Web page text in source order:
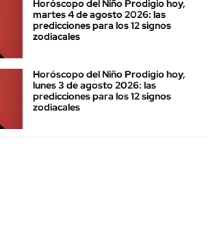
Horóscopo del Niño Prodigio hoy,
martes 4 de agosto 2026: las
predicciones para los 12 signos
zodiacales
Horóscopo del Niño Prodigio hoy,
lunes 3 de agosto 2026: las
predicciones para los 12 signos
zodiacales